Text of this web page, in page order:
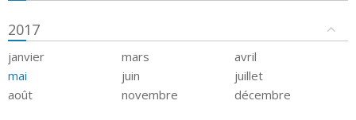
2017
janvier mars
avril
mai
juin
juillet
août
novembre décembre